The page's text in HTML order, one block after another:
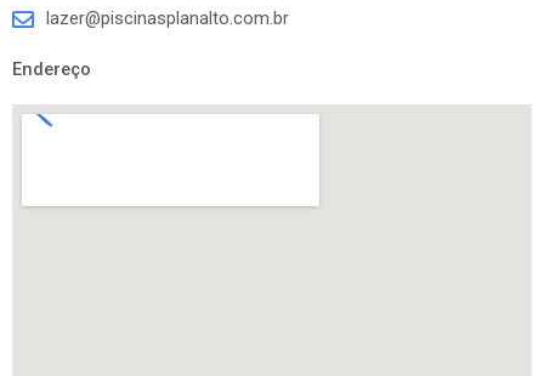
lazer@piscinasplanalto.com.br
Endereço